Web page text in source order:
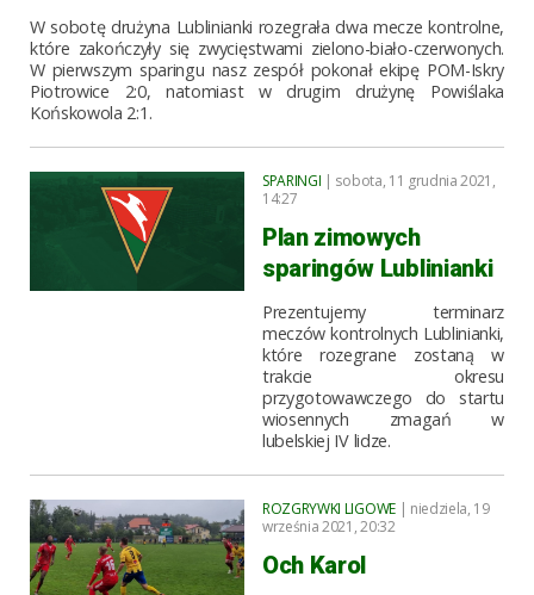
W sobotę drużyna Lublinianki rozegrała dwa mecze kontrolne,
które zakończyły się zwycięstwami zielono-biało-czerwonych.
W pierwszym sparingu nasz zespół pokonał ekipę POM-Iskry
Piotrowice 2:0, natomiast w drugim drużynę Powiślaka
Końskowola 2:1.
SPARINGI | sobota, 11 grudnia 2021,
14:27
Plan zimowych
sparingów Lublinianki
Prezentujemy terminarz
meczów kontrolnych Lublinianki,
które rozegrane zostaną w
trakcie okresu
przygotowawczego do startu
wiosennych zmagań w
lubelskiej IV lidze.
ROZGRYWKI LIGOWE| niedziela, 19
września 2021, 20:32
Och Karol